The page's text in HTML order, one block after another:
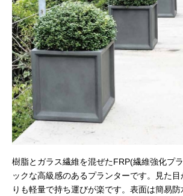
樹脂とガラス繊維を混ぜたFRP(繊維強化プ
ックな高級感のあるプランターです。見た目
りも軽量で持ち運びが楽です。表面は簡易